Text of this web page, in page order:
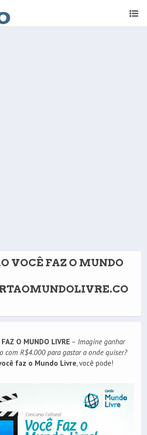
VOCÊ FAZ O MUNDO
FAZ O MUNDO LIVRE – Imagine ganhar
com R$4.000 para gastar a onde quiser?
faz o Mundo Livre, você pode!